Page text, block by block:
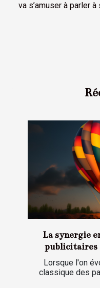
va s’amuser à parler
La synergie
publicitaires
Lorsque l'on
classique des